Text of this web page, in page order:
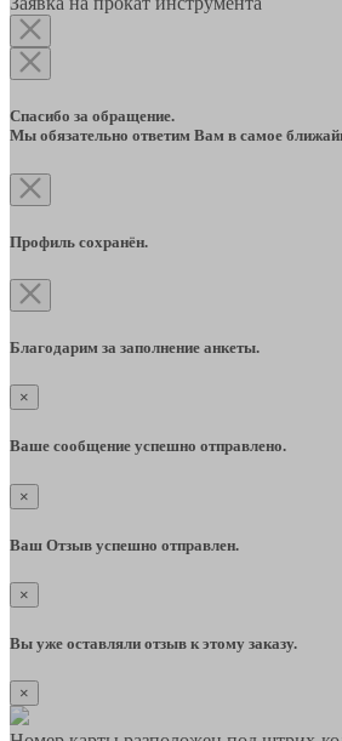
Спасибо за обращение.
Мы обязательно ответим Вам в самое
Профиль сохранён.
Благодарим за заполнение анкеты.
×
Ваше сообщение успешно отправлено.
×
Ваш Отзыв успешно отправлен.
×
Вы уже оставляли отзыв к этому заказу.
×